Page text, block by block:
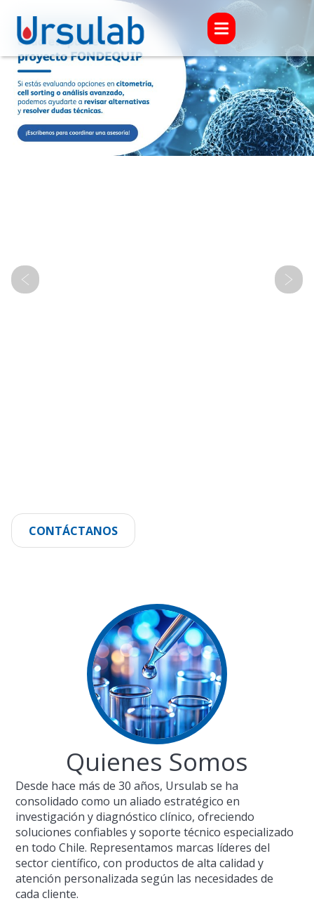
CONTÁCTANOS
Quienes Somos
Desde hace más de 30 años, Ursulab se ha
consolidado como un aliado estratégico en
investigación y diagnóstico clínico, ofreciendo
soluciones confiables y soporte técnico especializado
en todo Chile. Representamos marcas líderes del
sector científico, con productos de alta calidad y
atención personalizada según las necesidades de
cada cliente.